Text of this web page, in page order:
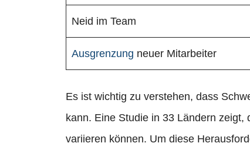
Neid im Team
Ausgrenzung neuer Mitarbeiter
Es ist wichtig zu verstehen, dass
kann. Eine Studie in 33 Ländern
variieren können. Um diese